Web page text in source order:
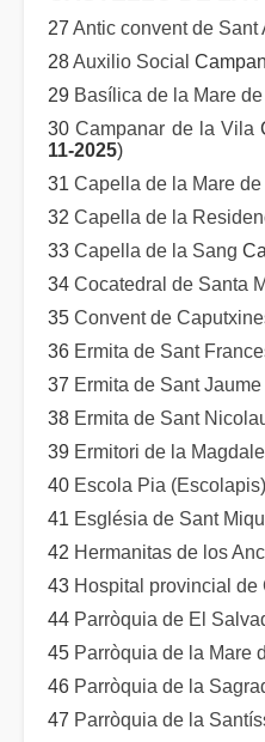
27 Antic convent de Sant
28Auxilio Social
29 Basílica de la Mare
30Campanar de la Vila
11-2025)
31 Capella de la Mare
32 Capella de la
33 Capella de la Sang
34 Cocatedral de Santa
35 Convent de
36 Ermita de Sant
37 Ermita de Sant Jaume
38 Ermita de Sant
39 Ermitori de la
40 Escola Pia (Escolapis)
41 Església de Sant
42 Hermanitas de los
43 Hospital provincial de
44 Parròquia de El
45 Parròquia de la Mare
46 Parròquia de la
47 Parròquia de la